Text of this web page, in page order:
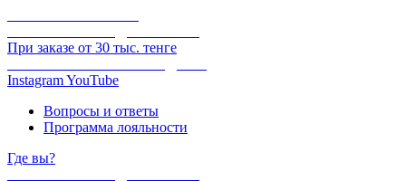
При заказе от 30 тыс. тенге
InstagramYouTube
Вопросы и ответы
Программа лояльности
Где вы?